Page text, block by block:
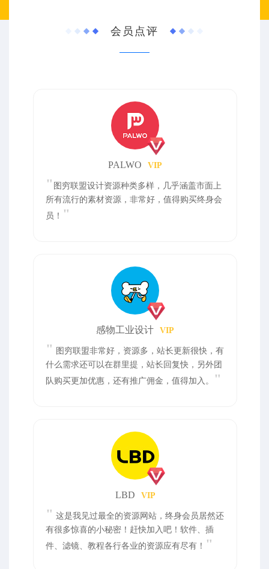
会员点评
PALWO VIP
" 图穷联盟设计资源种类多样，几乎涵盖市面上
所有流行的素材资源，非常好，值得购买终身会
员！
"
感物工业设计 VIP
"
图穷联盟非常好，资源多，站长更新很快，有
什么需求还可以在群里提，站长回复快，另外团
队购买更加优惠，还有推广佣金，值得加入。
"
LBD VIP
" 这是我见过最全的资源网站，终身会员居然还
有很多惊喜的小秘密！赶快加入吧！软件、插
件、滤镜、教程各行各业的资源应有尽有！
"